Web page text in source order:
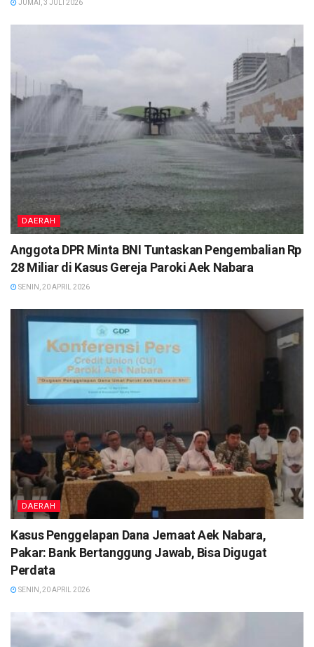
JUMAT, 3 JULI 2026
DAERAH
Anggota DPR Minta BNI Tuntaskan Pengembalian Rp
28 Miliar di Kasus Gereja Paroki Aek Nabara
SENIN, 20 APRIL 2026
DAERAH
Kasus Penggelapan Dana Jemaat Aek Nabara,
Pakar: Bank Bertanggung Jawab, Bisa Digugat
Perdata
SENIN, 20 APRIL 2026